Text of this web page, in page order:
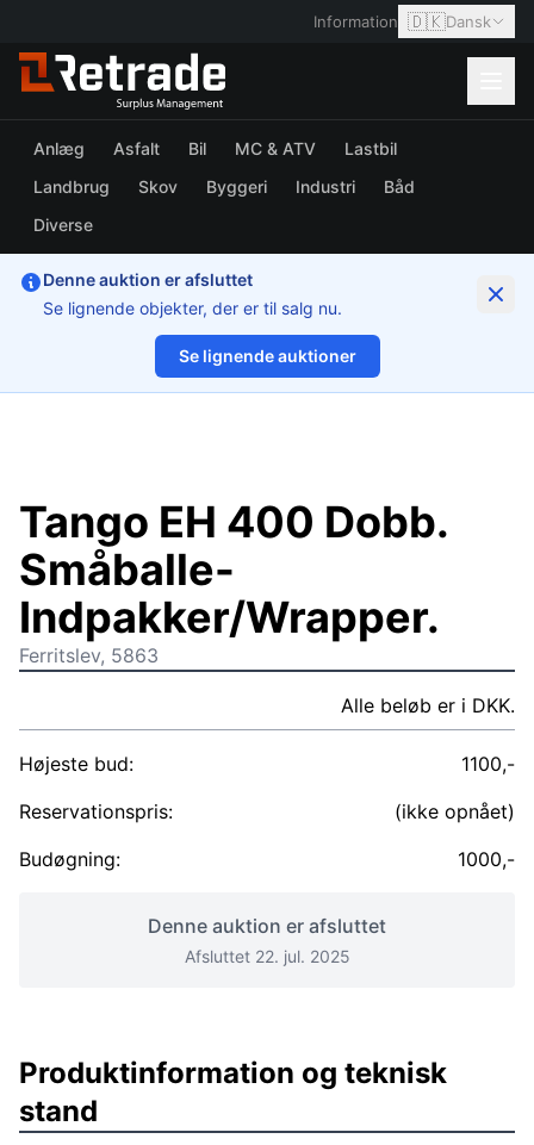
Information 🇩🇰Dansk
Anlæg Asfalt Bil MC & ATV
Lastbil
Landbrug
Skov Byggeri Industri
Båd
Diverse
Denne auktion er afsluttet
Se lignende objekter, der er til salg nu.
Se lignende auktioner
1/37
Tango EH 400 Dobb.
Småballe-
Indpakker/Wrapper.
Ferritslev, 5863
Alle beløb er i DKK.
Højeste bud:
1100,-
Reservationspris:
(ikke opnået)
Budøgning:
1000,-
Denne auktion er afsluttet
Afsluttet 22. jul. 2025
Produktinformation og teknisk
stand